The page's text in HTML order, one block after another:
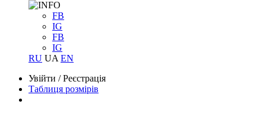
FB
IG
FB
IG
RU UA EN
Увійти /Реєстрація
Таблиця розмірів